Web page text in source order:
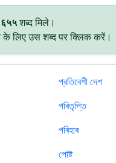
शब्द मिले।
के लिए उस शब्द पर क्लिक करें।
প্রতিবেশী দেশ
পৰিতৃপ্তি
পৰিহাৰ
পোষ্ট